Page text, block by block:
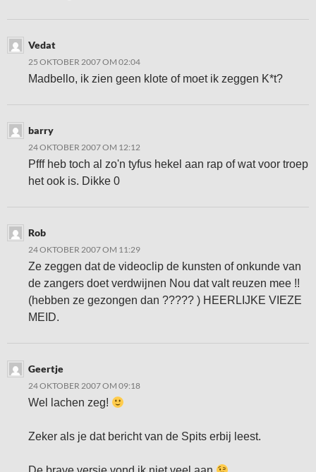
Vedat
25 OKTOBER 2007 OM 02:04
Madbello, ik zien geen klote of moet ik zeggen K*t?
barry
24 OKTOBER 2007 OM 12:12
Pfff heb toch al zo'n tyfus hekel aan rap of wat voor troep
het ook is. Dikke 0
Rob
24 OKTOBER 2007 OM 11:29
Ze zeggen dat de videoclip de kunsten of onkunde van
de zangers doet verdwijnen Nou dat valt reuzen mee !!
(hebben ze gezongen dan ????? ) HEERLIJKE VIEZE
MEID.
Geertje
24 OKTOBER 2007 OM 09:18
Wel lachen zeg!
Zeker als je dat bericht van de Spits erbij leest.